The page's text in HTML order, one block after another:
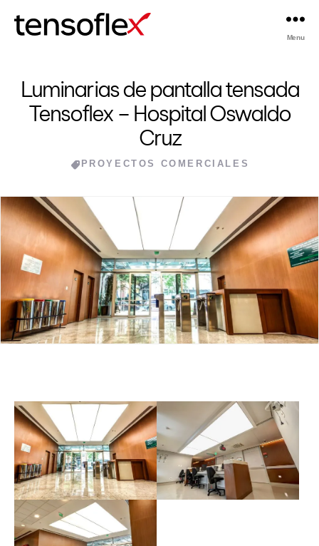
Menu
Luminarias de pantalla tensada
Tensoflex – Hospital Oswaldo
Cruz
Categories
PROYECTOS COMERCIALES